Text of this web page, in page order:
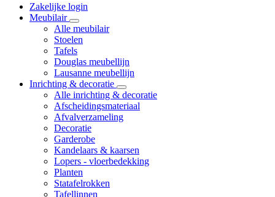
Zakelijke login
Meubilair
Alle meubilair
Stoelen
Tafels
Douglas meubellijn
Lausanne meubellijn
Inrichting & decoratie
Alle inrichting & decoratie
Afscheidingsmateriaal
Afvalverzameling
Decoratie
Garderobe
Kandelaars & kaarsen
Lopers - vloerbedekking
Planten
Statafelrokken
Tafellinnen